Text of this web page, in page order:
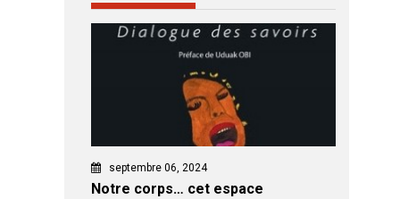
septembre 06, 2024
Notre corps… cet espace